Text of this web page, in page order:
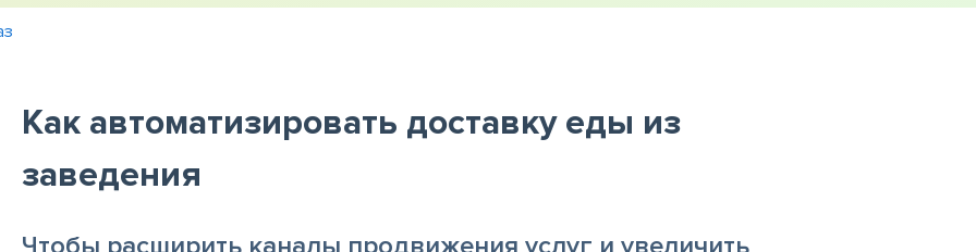
Как автоматизировать доставку еды из
заведения
Чтобы расширить каналы продвижения услуг и увеличить